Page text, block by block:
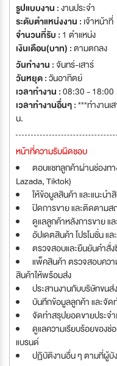
รูปแบบงาน :งานประจำ
ระดับตำแหน่งงาน : เจ้าหน้าที่
จำนวนที่รับ : 1 ตำแหน่ง
เงินเดือน(บาท) :ตามตกลง
วันทำงาน :จันทร์-เสาร์
วันหยุด :วันอาทิตย์
เวลาทำงาน :08:30 - 18:00
เวลาทำงานอื่นๆ :***ทำงานเ
น.
หน้าที่ความรับผิดชอบ
ตอบแชทลูกค้าผ่านช่องท
Lazada, Tiktok)
ให้ข้อมูลสินค้า และแนะน
ปิดการขาย และติดตามส
ดูแลลูกค้าหลังการขาย แ
อัปเดตสินค้า โปรโมชั่น แ
ตรวจสอบและยืนยันคำสั่
แพ็คสินค้า ตรวจสอบควา
สินค้าให้พร้อมส่ง
ประสานงานกับบริษัทขน
บันทึกข้อมูลลูกค้า และจั
จัดทำสรุปยอดขายประจ
ดูแลความเรียบร้อยของ
แบรนด์
ปฏิบัติงานอื่น ๆ ตามที่ผู้